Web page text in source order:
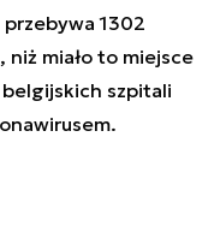
1302
niż miało to miejsce
szpitali